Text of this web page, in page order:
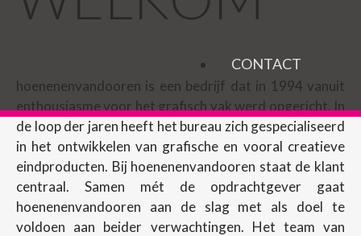
CONTACT
hoenenenvandooren is een bedrijf dat in 1994 vanuit
enthousiasme voor het grafisch vak werd opgericht. In
de loop der jaren heeft het bureau zich gespecialiseerd
in het ontwikkelen van grafische en vooral creatieve
eindproducten. Bij hoenenenvandooren staat de klant
centraal. Samen mét de opdrachtgever gaat
hoenenenvandooren aan de slag met als doel te
voldoen aan beider verwachtingen. Het team van